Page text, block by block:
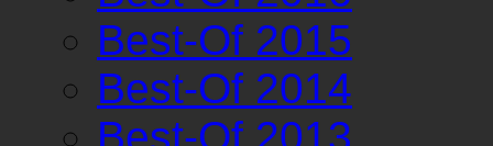
Best-Of 2015
Best-Of 2014